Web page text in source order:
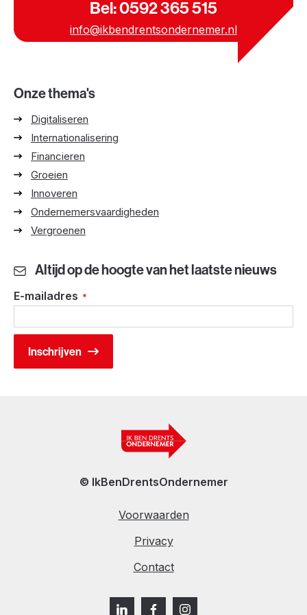
Bel: 0592 365 515
info@ikbendrentsondernemer.nl
Onze thema's
Digitaliseren
Internationalisering
Financieren
Groeien
Innoveren
Ondernemersvaardigheden
Vergroenen
Altijd op de hoogte van het laatste nieuws
E-mailadres *
© IkBenDrentsOndernemer
Voorwaarden
Privacy
Contact